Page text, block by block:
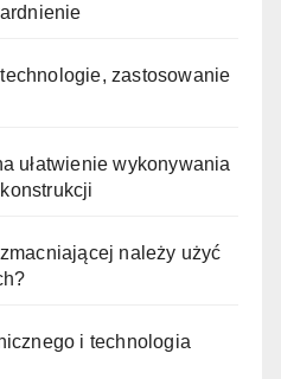
zastosowanie
ułatwienie wykonywania
należy użyć
i technologia